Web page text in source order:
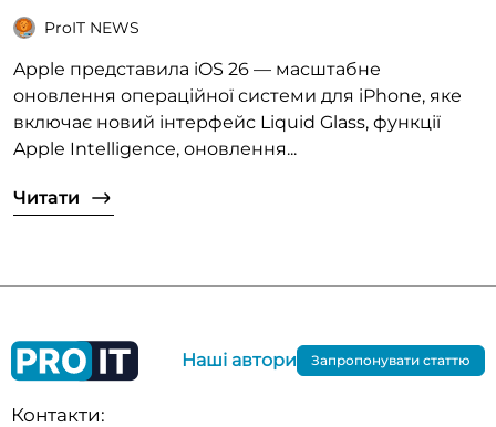
ProIT NEWS
Apple представила iOS 26 — масштабне
оновлення операційної системи для iPhone, яке
включає новий інтерфейс Liquid Glass, функції
Apple Intelligence, оновлення...
Читати
Контакти:
Наші автори Запропонувати статтю